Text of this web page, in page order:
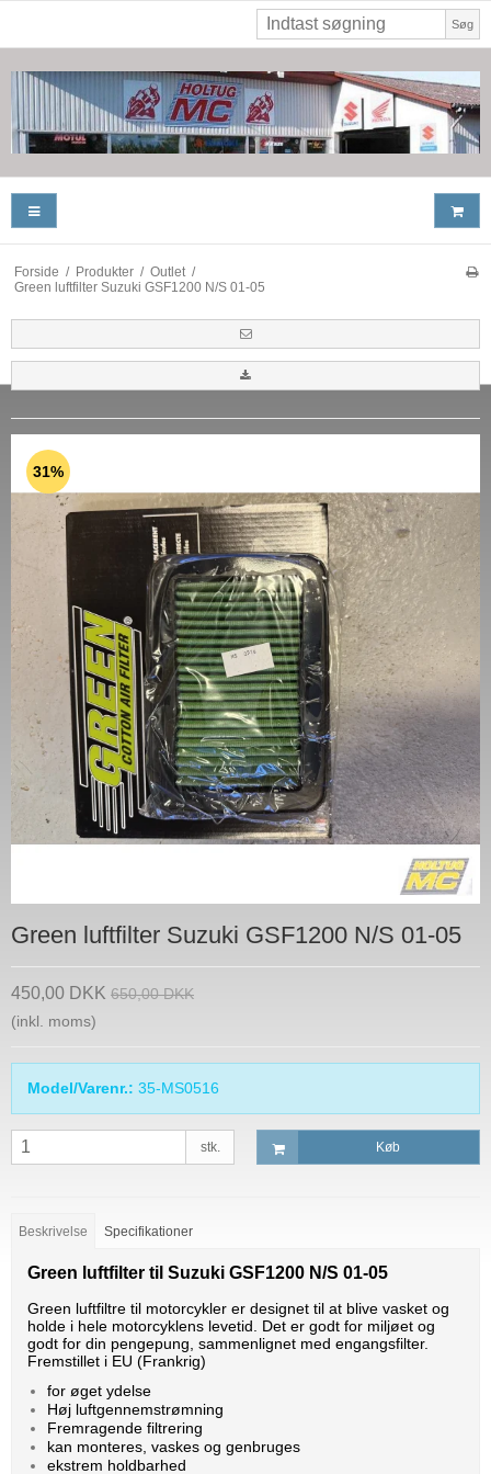
Søg
Forside / Produkter / Outlet /
Green luftfilter Suzuki GSF1200 N/S 01-05
31%
Green luftfilter Suzuki GSF1200 N/S 01-05
450,00 DKK 650,00 DKK
(inkl. moms)
Model/Varenr.: 35-MS0516
stk. Køb
Beskrivelse Specifikationer
Green luftfilter til Suzuki GSF1200 N/S 01-05
Green luftfiltre til motorcykler er designet til at blive vasket og
holde i hele motorcyklens levetid. Det er godt for miljøet og
godt for din pengepung, sammenlignet med engangsfilter.
Fremstillet i EU (Frankrig)
for øget ydelse
Høj luftgennemstrømning
Fremragende filtrering
kan monteres, vaskes og genbruges
ekstrem holdbarhed